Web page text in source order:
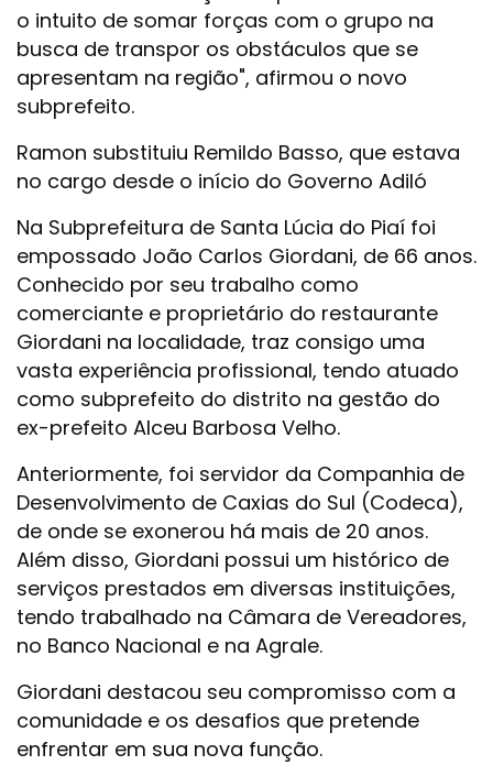
o intuito de somar forças com o grupo na
busca de transpor os obstáculos que se
apresentam na região", afirmou o novo
subprefeito.
Ramon substituiu Remildo Basso, que estava
no cargo desde o início do Governo Adiló
Na Subprefeitura de Santa Lúcia do Piaí foi
empossado João Carlos Giordani, de 66 anos.
Conhecido por seu trabalho como
comerciante e proprietário do restaurante
Giordani na localidade, traz consigo uma
vasta experiência profissional, tendo atuado
como subprefeito do distrito na gestão do
ex-prefeito Alceu Barbosa Velho.
Anteriormente, foi servidor da Companhia de
Desenvolvimento de Caxias do Sul (Codeca),
de onde se exonerou há mais de 20 anos.
Além disso, Giordani possui um histórico de
serviços prestados em diversas instituições,
tendo trabalhado na Câmara de Vereadores,
no Banco Nacional e na Agrale.
Giordani destacou seu compromisso com a
comunidade e os desafios que pretende
enfrentar em sua nova função.